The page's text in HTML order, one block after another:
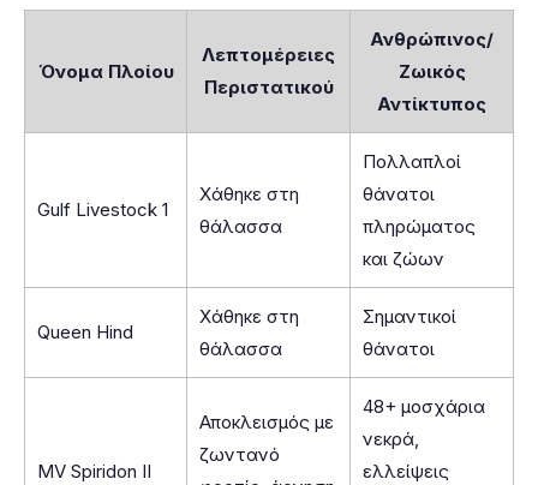
Όνομα Πλοίου
Λεπτομέρειες
Περιστατικού
Ανθρώπινος/
Ζωικός
Αντίκτυπος
Gulf Livestock 1
Χάθηκε στη
θάλασσα
Πολλαπλοί
θάνατοι
πληρώματος
και ζώων
Queen Hind
Χάθηκε στη
θάλασσα
Σημαντικοί
θάνατοι
MV Spiridon II
Αποκλεισμός με
ζωντανό
48+ μοσχάρια
νεκρά,
ελλείψεις